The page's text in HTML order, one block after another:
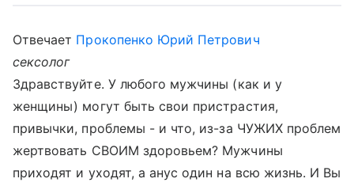
Отвечает Прокопенко Юрий Петрович
сексолог
Здравствуйте. У любого мужчины (как и у
женщины) могут быть свои пристрастия,
привычки, проблемы - и что, из-за ЧУЖИХ проблем
жертвовать СВОИМ здоровьем? Мужчины
приходят и уходят, а анус один на всю жизнь. И Вы